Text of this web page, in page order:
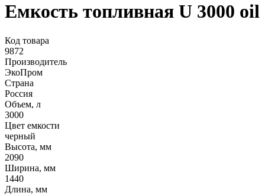
Емкость топливная U 3000 oil
Код товара
9872
Производитель
ЭкоПром
Страна
Россия
Объем, л
3000
Цвет емкости
черный
Высота, мм
2090
Ширина, мм
1440
Длина, мм